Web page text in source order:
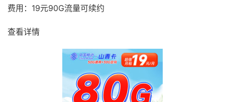
费用：19元90G流量可续约
查看详情